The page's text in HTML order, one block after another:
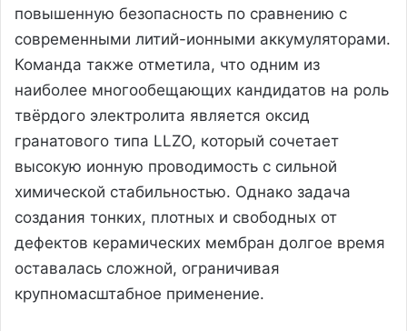
повышенную безопасность по сравнению с
современными литий-ионными аккумуляторами.
Команда также отметила, что одним из
наиболее многообещающих кандидатов на роль
твёрдого электролита является оксид
гранатового типа LLZO, который сочетает
высокую ионную проводимость с сильной
химической стабильностью. Однако задача
создания тонких, плотных и свободных от
дефектов керамических мембран долгое время
оставалась сложной, ограничивая
крупномасштабное применение.